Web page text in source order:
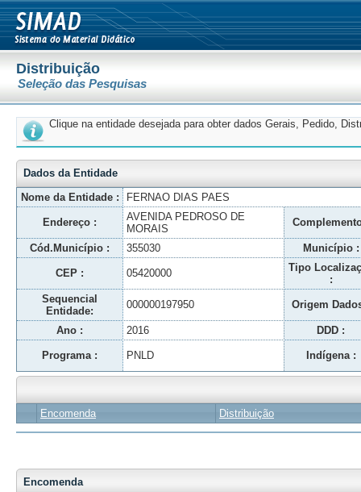
Distribuição
Seleção das Pesquisas
Clique na entidade desejada para obter dados Gerais, Pedido,
Dados da Entidade
Nome da Entidade :
FERNAO DIAS PAES
Endereço :
AVENIDA PEDROSO DE
MORAIS
Cód.Município : 355030 Município :
CEP : 05420000
Tipo
:
Sequencial
Entidade:
000000197950 Origem
Ano : 2016 DDD :
Programa : PNLD Indígena :
Encomenda Distribuição
Encomenda